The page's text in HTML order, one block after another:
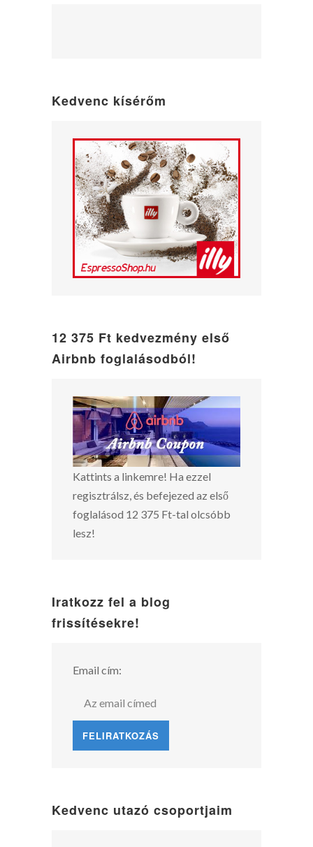
Kedvenc kísérőm
12 375 Ft kedvezmény első
Airbnb foglalásodból!
Kattints a linkemre! Ha ezzel
regisztrálsz, és befejezed az első
foglalásod 12 375 Ft-tal olcsóbb
lesz!
Iratkozz fel a blog
frissítésekre!
Email cím:
Kedvenc utazó csoportjaim